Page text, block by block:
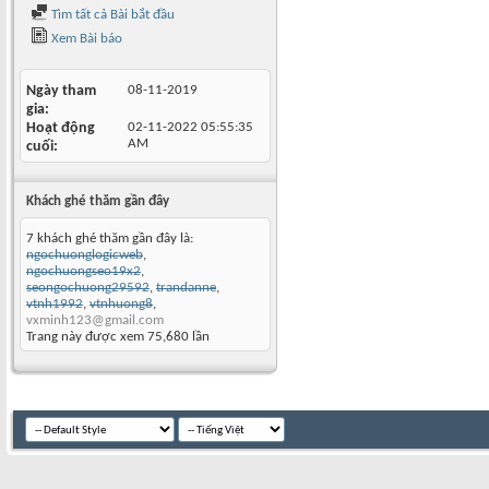
Tìm tất cả Bài bắt đầu
Xem Bài báo
Ngày tham
gia
08-11-2019
Hoạt động
cuối
02-11-2022 05:55:35
AM
Khách ghé thăm gần đây
7 khách ghé thăm gần đây là:
ngochuonglogicweb,
ngochuongseo19x2,
seongochuong29592, trandanne,
vtnh1992, vtnhuong8,
vxminh123@gmail.com
Trang này được xem 75,680 lần